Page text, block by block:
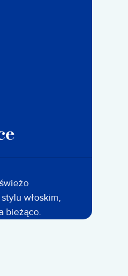
włoskim,
bieżąco.